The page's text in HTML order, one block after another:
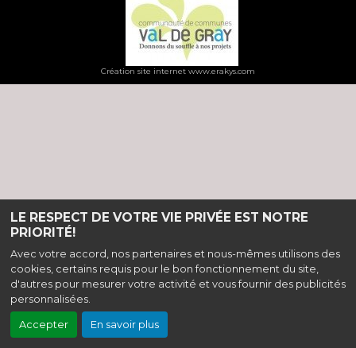
LE RESPECT DE VOTRE VIE PRIVÉE EST NOTRE
PRIORITÉ!
Avec votre accord, nos partenaires et nous-mêmes utilisons des
cookies, certains requis pour le bon fonctionnement du site,
d'autres pour mesurer votre activité et vous fournir des publicités
personnalisées.
Accepter En savoir plus
Création site internet www.erakys.com